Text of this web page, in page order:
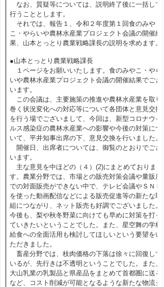
なお、質疑等については、説明終了後に一括して
行うこととします。
それでは、報告１、令和２年度第１回食のみや
こ・やらいや農林水産業プロジェクト会議の開催結
果、山本とっとり農業戦略課長の説明を求めます。
●山本とっとり農業戦略課長
１ページをお願いいたします。食のみやこ・やら
いや農林水産業プロジェクト会議の開催結果でござ
います。
この会議は、主要施策の推進や農林水産業を取り
巻く状況変化への対応等について各団体と意見交換
を行う場でございまして、今回は、新型コロナウイ
ルス感染症の農林水産業への影響や今後の対策につ
いて、平井知事出席の下、意見交換を行いました。
開催日、出席者については、御覧のとおりでござ
います。
主な意見を中ほどの（４）(2)にまとめておりま
す。農業分野では、市場との販売対策会議や量販店
での対面販売ができない中で、テレビ会議やＳＮＳ
を使った動画配信などによる販売促進等の新たな取
組につながり、ネット販売も好調でございました。
今後も、梨や秋冬野菜に向けても早めに対策を打っ
ていきたいということでした。また、星空舞の学校
給食への全面活用も検討してほしいという要望をい
ただきました。
畜産分野では、枝肉価格の下落は徐々に回復して
いるが、先行きは不透明ということでした。また、
大山乳業の乳製品と県産品をまとめて首都圏に送る
など、コスト削減が可能となるような新たな物流シ